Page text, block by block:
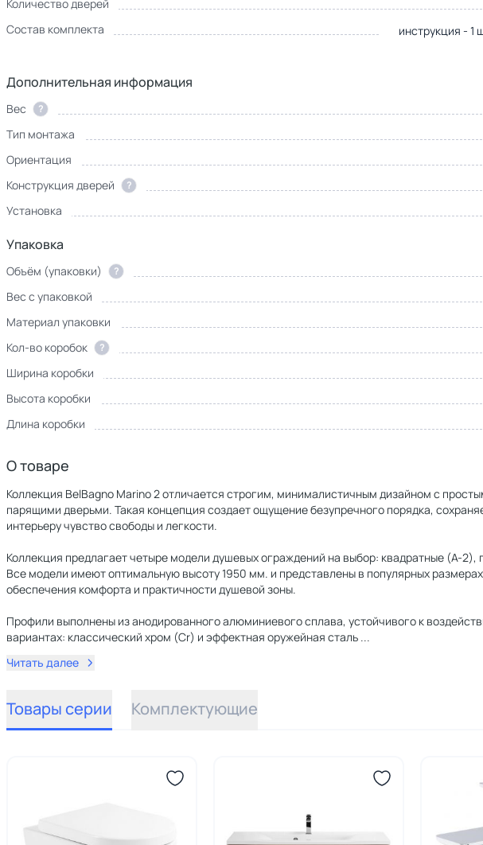
Количество дверей
Состав комплекта
инструкция - 1
Дополнительная информация
Вес ?
Тип монтажа
Ориентация
Конструкция дверей
?
Установка
Упаковка
Объём (упаковки) ?
Вес с упаковкой
Материал упаковки
Кол-во коробок
?
Ширина коробки
Высота коробки
Длина коробки
О товаре
Коллекция BelBagno Marino 2 отличается строгим, минималистичным дизайном с
парящими дверьми. Такая концепция создает ощущение безупречного порядка,
интерьеру чувство свободы и легкости.
Коллекция предлагает четыре модели душевых ограждений на выбор: квадратные (A-2),
Все модели имеют оптимальную высоту 1950 мм. и представлены в популярных
обеспечения комфорта и практичности душевой зоны.
Профили выполнены из анодированного алюминиевого сплава, устойчивого к
вариантах: классический хром (Cr) и эффектная оружейная сталь ...
Читать далее
Товары серии Комплектующие